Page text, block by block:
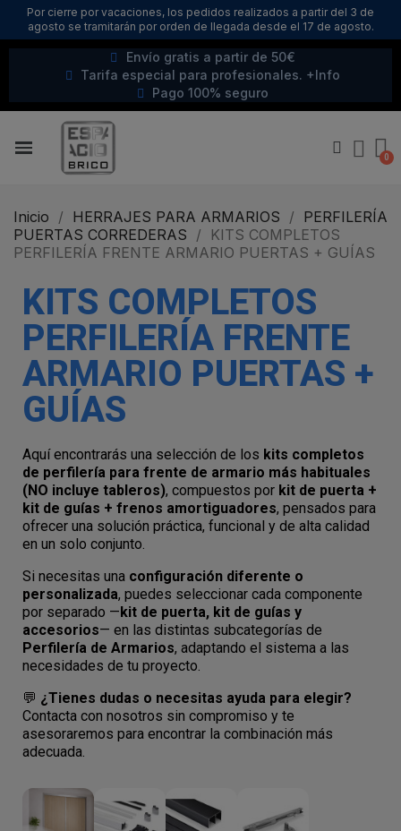
Por cierre por vacaciones, los pedidos realizados a partir del 3 de
agosto se tramitarán por orden de llegada desde el 17 de agosto.
Envío gratis a partir de 50€
Tarifa especial para profesionales. +Info
Pago 100% seguro
Inicio HERRAJES PARA ARMARIOS
PERFILERÍA
PUERTAS CORREDERAS
KITS COMPLETOS
PERFILERÍA FRENTE ARMARIO PUERTAS + GUÍAS
KITS COMPLETOS
PERFILERÍA FRENTE
ARMARIO PUERTAS +
GUÍAS
Aquí encontrarás una selección de los kits completos
de perfilería para frente de armario más habituales
(NO incluye tableros), compuestos por kit de puerta +
kit de guías + frenos amortiguadores, pensados para
ofrecer una solución práctica, funcional y de alta calidad
en un solo conjunto.
Si necesitas una configuración diferente o
personalizada, puedes seleccionar cada componente
por separado —kit de puerta, kit de guías y
accesorios— en las distintas subcategorías de
Perfilería de Armarios, adaptando el sistema a las
necesidades de tu proyecto.
💬 ¿Tienes dudas o necesitas ayuda para elegir?
Contacta con nosotros sin compromiso y te
asesoraremos para encontrar la combinación más
adecuada.